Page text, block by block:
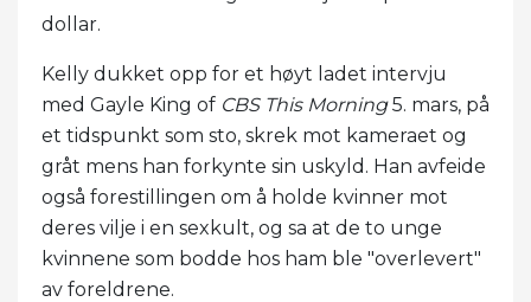
dollar.
Kelly dukket opp for et høyt ladet intervju
med Gayle King of CBS This Morning5. mars, på
et tidspunkt som sto, skrek mot kameraet og
gråt mens han forkynte sin uskyld. Han avfeide
også forestillingen om å holde kvinner mot
deres vilje i en sexkult, og sa at de to unge
kvinnene som bodde hos ham ble "overlevert"
av foreldrene.